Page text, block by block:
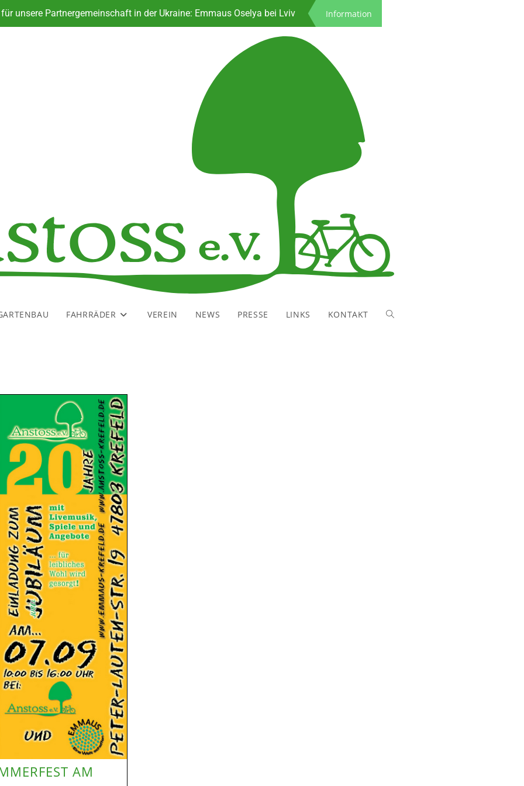
Information
unsere Partnergemeinschaft in der Ukraine: Emmaus Oselya bei Lviv
Sprungbrett für Neustart ins Leben
KoALa - Das kostenlose Anstoss Lastenrad
unsere Partnergemeinschaft in der Ukraine: Emmaus Oselya bei Lviv
FAHRRÄDER VEREIN NEWS PRESSE LINKS KONTAKT
AM